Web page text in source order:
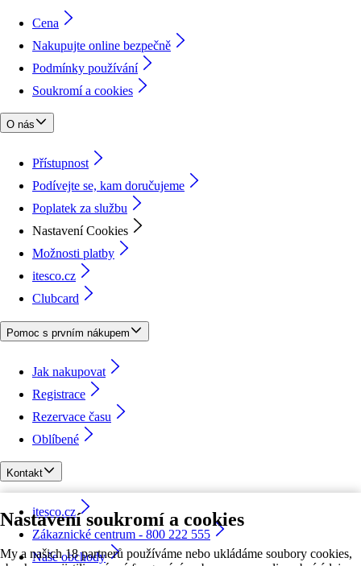
Nastavení soukromí a cookies
My a našich 18 partnerů používáme nebo ukládáme soubory cookies,
Cena
Nakupujte online bezpečně
Podmínky používání
Soukromí a cookies
O nás
Přístupnost
Podívejte se, kam doručujeme
Poplatek za službu
Nastavení Cookies
Možnosti platby
itesco.cz
Clubcard
Pomoc s prvním nákupem
Jak nakupovat
Registrace
Rezervace času
Oblíbené
Kontakt
itesco.cz
Zákaznické centrum - 800 222 555
Naše obchody